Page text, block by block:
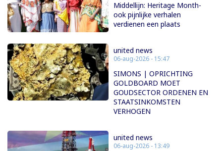
Middellijn: Heritage Month-
ook pijnlijke verhalen
verdienen een plaats
united news
06-aug-2026 - 15:47
SIMONS | OPRICHTING
GOLDBOARD MOET
GOUDSECTOR ORDENEN EN
STAATSINKOMSTEN
VERHOGEN
united news
06-aug-2026 - 13:49